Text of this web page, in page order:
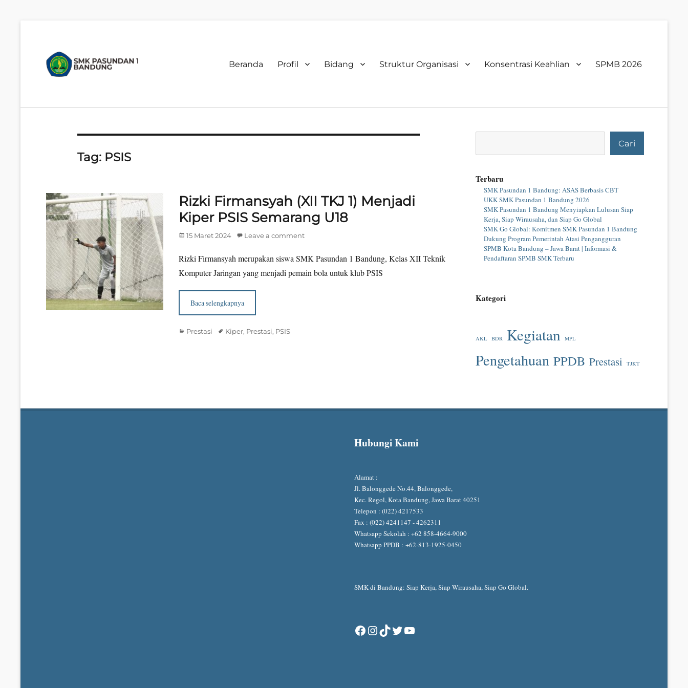
SMK
PASUNDAN
BANDUNG
Primary
Beranda Profil Bidang Struktur Organisasi Konsentrasi Keahlian SPMB 2026
Tag: PSIS
Rizki Firmansyah (XII TKJ 1) Menjadi
Kiper PSIS Semarang U18
Posted
15 Maret 2024 Leave a comment
Rizki Firmansyah merupakan siswa SMK Pasundan 1 Bandung, Kelas XII Teknik
Komputer Jaringan yang menjadi pemain bola untuk klub PSIS
Baca selengkapnya
Categories
Prestasi TagsKiper, Prestasi, PSIS
Cari
Terbaru
SMK Pasundan 1 Bandung: ASAS Berbasis CBT
UKK SMK Pasundan 1 Bandung 2026
SMK Pasundan 1 Bandung Menyiapkan Lulusan Siap
Kerja, Siap Wirausaha, dan Siap Go Global
SMK Go Global: Komitmen SMK Pasundan 1 Bandung
Dukung Program Pemerintah Atasi Pengangguran
SPMB Kota Bandung – Jawa Barat | Informasi &
Pendaftaran SPMB SMK Terbaru
Kategori
AKL BDR Kegiatan MPL
Pengetahuan PPDB Prestasi TJKT
Hubungi Kami
Alamat :
Jl. Balonggede No.44, Balonggede,
Kec. Regol, Kota Bandung, Jawa Barat 40251
Telepon : (022) 4217533
Fax : (022) 4241147 - 4262311
Whatsapp Sekolah : +62 858-4664-9000
Whatsapp PPDB : +62-813-1925-0450
SMK di Bandung: Siap Kerja, Siap Wirausaha, Siap Go Global.
Facebook
Instagram
TikTok
TwitterYouTube